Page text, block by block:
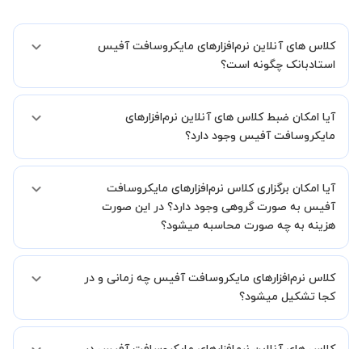
کلاس های آنلاین نرم‌افزارهای مایکروسافت آفیس
استادبانک چگونه است؟
شما میدهیم که استاد شما پیش از جلسه تمامی موارد لازم برای برگزاری
یک کلاس آنلاین با کیفیت و مفید را به شما توضیح خواهند داد.
آیا امکان ضبط کلاس های آنلاین نرم‌افزارهای
مایکروسافت آفیس وجود دارد؟
کنید.
آیا امکان برگزاری کلاس نرم‌افزارهای مایکروسافت
آفیس به صورت گروهی وجود دارد؟ در این صورت
هزینه به چه صورت محاسبه میشود؟
هستند اما در صورتیکه مایل هستید کلاس ها را در کنار دوستان و یا
آشنایان خود به صورت گروهی برگزار کنید، این امکان وجود دارد. در این
ی کل جلسه اضافه خواهد شد.
کلاس نرم‌افزارهای مایکروسافت آفیس چه زمانی و در
کجا تشکیل میشود؟